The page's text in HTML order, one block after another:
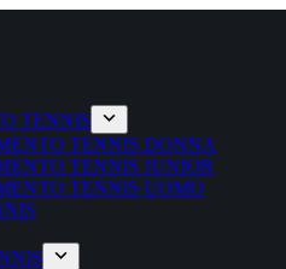
TENNIS
TENNIS DONNA
TENNIS JUNIOR
TENNIS UOMO